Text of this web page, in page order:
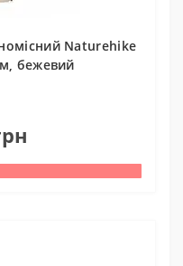
Naturehike
бежевий